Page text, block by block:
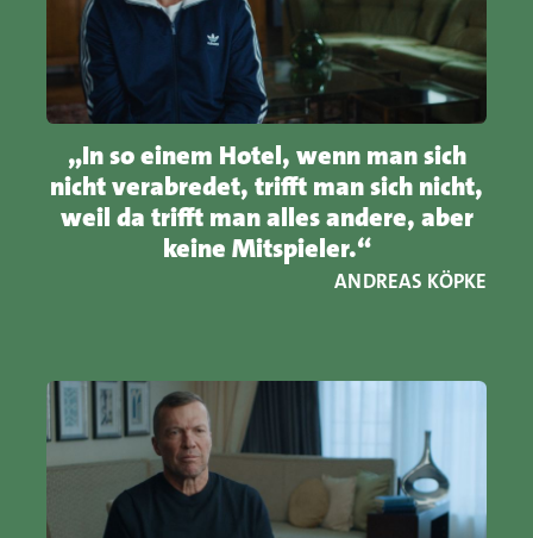
„In so einem Hotel, wenn man sich
nicht verabredet, trifft man sich nicht,
weil da trifft man alles andere, aber
keine Mitspieler.“
ANDREAS KÖPKE